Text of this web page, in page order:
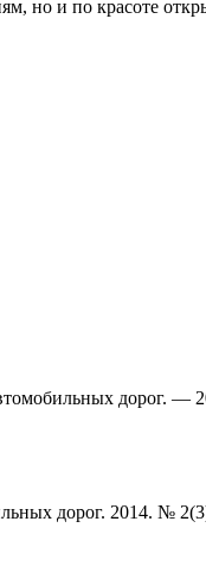
, но и по красоте
дорог. 2014. №